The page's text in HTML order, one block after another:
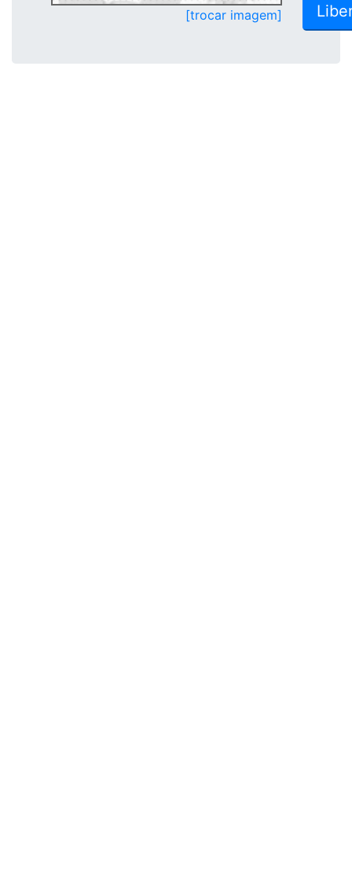
[trocar imagem]